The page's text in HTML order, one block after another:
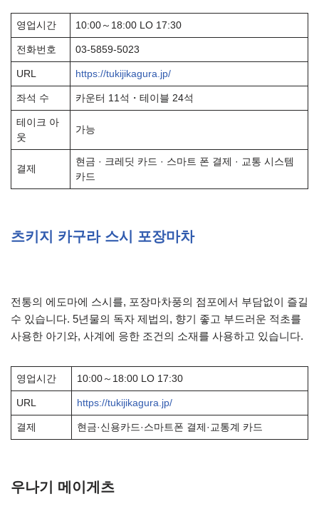
영업시간 10:00～18:00 LO 17:30
전화번호 03-5859-5023
URL https://tukijikagura.jp/
좌석 수 카운터 11석・테이블 24석
테이크 아
웃
가능
결제
현금 · 크레딧 카드 · 스마트 폰 결제 · 교통 시스템
카드
츠키지 카구라 스시 포장마차
전통의 에도마에 스시를, 포장마차풍의 점포에서 부담없이 즐길
수 있습니다. 5년물의 독자 제법의, 향기 좋고 부드러운 적초를
사용한 아기와, 사계에 응한 조건의 소재를 사용하고 있습니다.
영업시간 10:00～18:00 LO 17:30
URL https://tukijikagura.jp/
결제 현금·신용카드·스마트폰 결제·교통계 카드
우나기 메이게츠